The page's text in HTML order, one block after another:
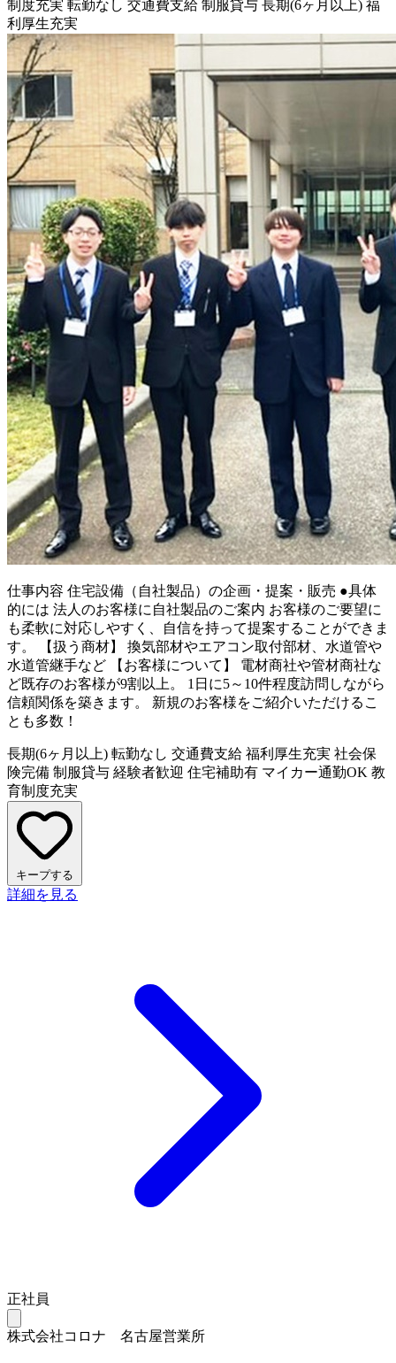
制度充実 転勤なし 交通費支給 制服貸与 長期(6ヶ月以上) 福
利厚生充実
仕事内容 住宅設備（自社製品）の企画・提案・販売 ●具体
的には 法人のお客様に自社製品のご案内 お客様のご要望に
も柔軟に対応しやすく、自信を持って提案することができま
す。 【扱う商材】 換気部材やエアコン取付部材、水道管や
水道管継手など 【お客様について】 電材商社や管材商社な
ど既存のお客様が9割以上。 1日に5～10件程度訪問しながら
信頼関係を築きます。 新規のお客様をご紹介いただけるこ
とも多数！
長期(6ヶ月以上) 転勤なし 交通費支給 福利厚生充実 社会保
険完備 制服貸与 経験者歓迎 住宅補助有 マイカー通勤OK 教
育制度充実
キープする
詳細を見る
正社員
株式会社コロナ 名古屋営業所